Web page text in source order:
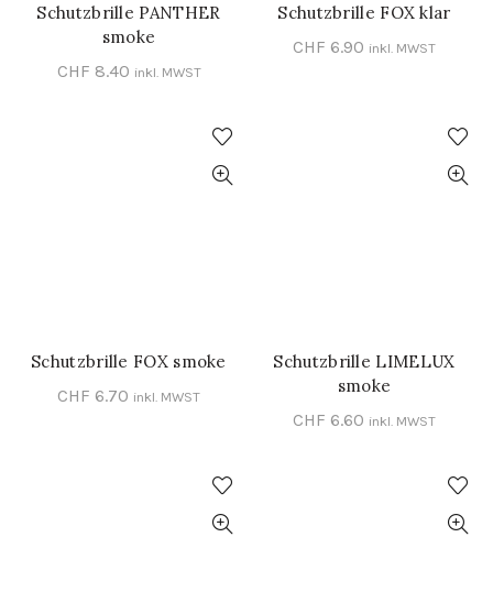
IN DEN WARENKORB
Schutzbrille PANTHER
smoke
CHF 8.40 inkl. MWST
IN DEN WARENKORB
Schutzbrille FOX klar
CHF 6.90 inkl. MWST
IN DEN WARENKORB
Schutzbrille FOX smoke
CHF 6.70 inkl. MWST
IN DEN WARENKORB
Schutzbrille LIMELUX
smoke
CHF 6.60 inkl. MWST